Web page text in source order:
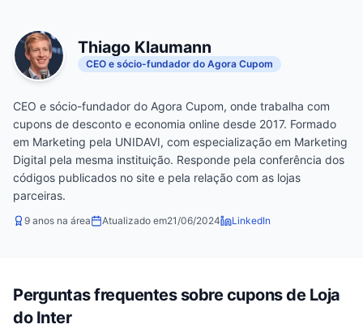
Thiago Klaumann
CEO e sócio-fundador do Agora Cupom
CEO e sócio-fundador do Agora Cupom, onde trabalha com
cupons de desconto e economia online desde 2017. Formado
em Marketing pela UNIDAVI, com especialização em Marketing
Digital pela mesma instituição. Responde pela conferência dos
códigos publicados no site e pela relação com as lojas
parceiras.
9 anos na área Atualizado em21/06/2024 LinkedIn
Perguntas frequentes sobre cupons de Loja
do Inter